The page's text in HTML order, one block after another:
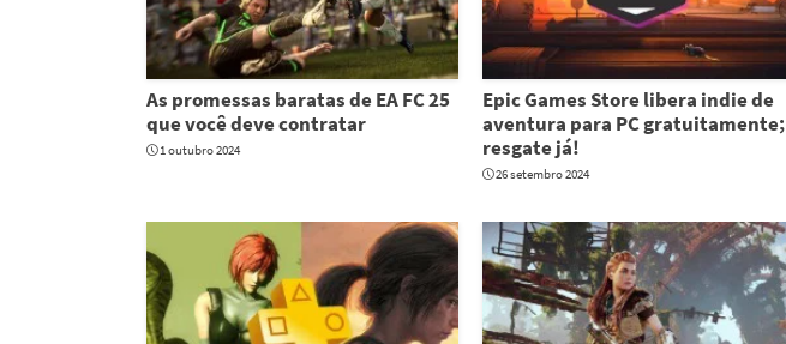
As promessas baratas de EA FC 25
que você deve contratar
1 outubro 2024
Epic Games Store libera indie de
aventura para PC gratuitamente;
resgate já!
26 setembro 2024